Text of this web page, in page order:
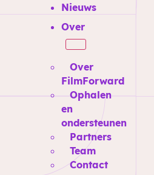
Nieuws
Over
Over
FilmForward
Ophalen
en
ondersteunen
Partners
Team
Contact